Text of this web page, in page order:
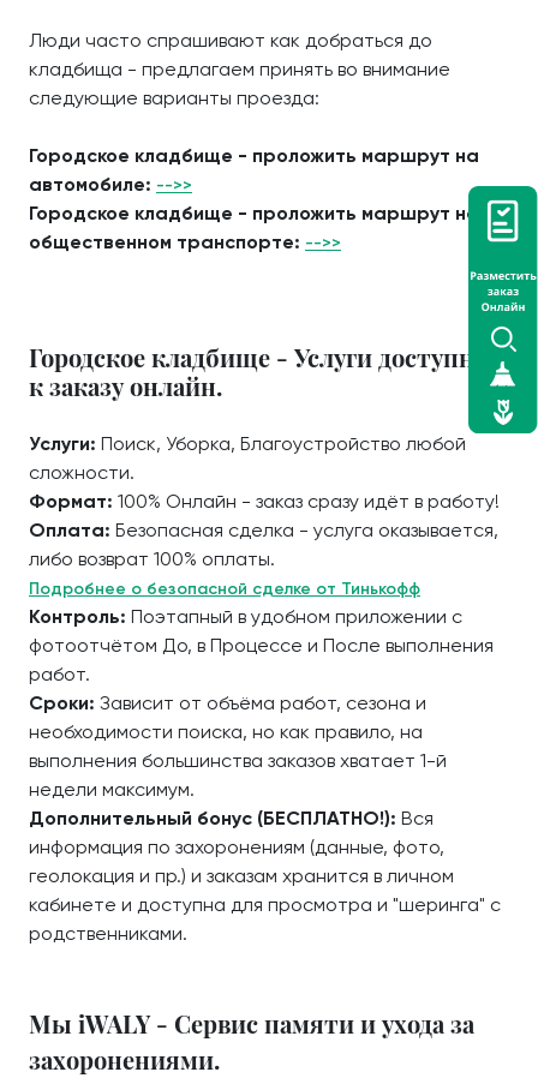
Люди часто спрашивают как добраться до
кладбища - предлагаем принять во внимание
следующие варианты проезда:
Городское кладбище - проложить маршрут на
автомобиле: -->>
Городское кладбище - проложить маршрут на
общественном транспорте: -->>
Городское кладбище - Услуги доступные
к заказу онлайн.
Услуги: Поиск, Уборка, Благоустройство любой
сложности.
Формат: 100% Онлайн - заказ сразу идёт в работу!
Оплата: Безопасная сделка - услуга оказывается,
либо возврат 100% оплаты.
Подробнее о безопасной сделке от Тинькофф
Контроль: Поэтапный в удобном приложении с
фотоотчётом До, в Процессе и После выполнения
работ.
Сроки: Зависит от объёма работ, сезона и
необходимости поиска, но как правило, на
выполнения большинства заказов хватает 1-й
недели максимум.
Дополнительный бонус (БЕСПЛАТНО!): Вся
информация по захоронениям (данные, фото,
геолокация и пр.) и заказам хранится в личном
кабинете и доступна для просмотра и "шеринга" с
родственниками.
Мы iWALY - Сервис памяти и ухода за
захоронениями.